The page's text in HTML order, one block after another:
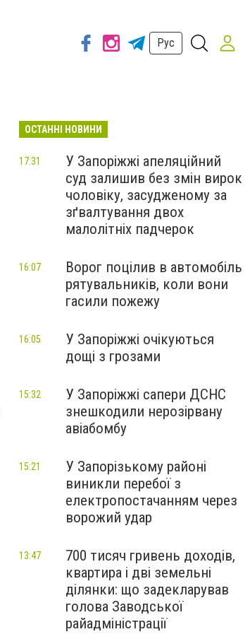
Рус
ОСТАННІ НОВИНИ
У Запоріжжі апеляційний
суд залишив без змін вирок
чоловіку, засудженому за
зґвалтування двох
малолітніх падчерок
17:31
Ворог поцілив в автомобіль
рятувальників, коли вони
гасили пожежу
16:07
У Запоріжжі очікуються
дощі з грозами
16:05
У Запоріжжі сапери ДСНС
знешкодили нерозірвану
авіабомбу
15:32
У Запорізькому районі
виникли перебої з
електропостачанням через
ворожий удар
15:21
700 тисяч гривень доходів,
квартира і дві земельні
ділянки: що задекларував
голова Заводської
райадміністрації
13:47